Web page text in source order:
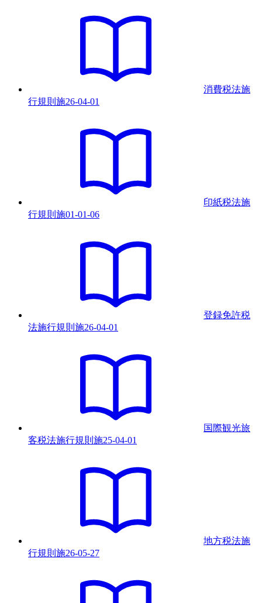
消費税法施
行規則 施26-04-01
印紙税法施
行規則 施01-01-06
登録免許税
法施行規則 施26-04-01
国際観光旅
客税法施行規則 施25-04-01
地方税法施
行規則 施26-05-27